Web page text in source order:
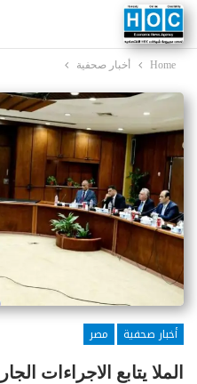
Home أخبار صحفية
أخبار صحفية
مصر
الملا يتابع الاجراءات